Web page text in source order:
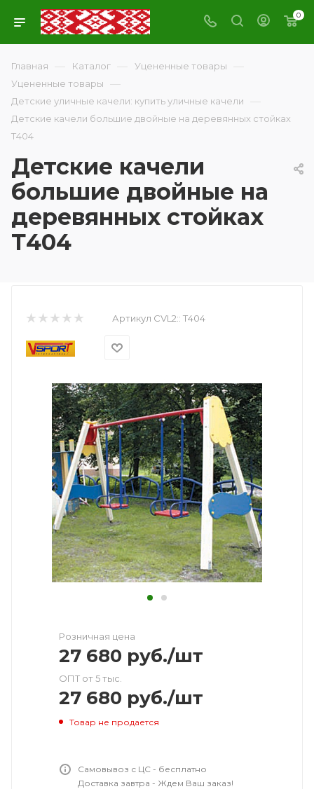
0
Главная — Каталог — Уцененные товары —
Уцененные товары —
Детские уличные качели: купить уличные качели —
Детские качели большие двойные на деревянных стойках
Т404
Детские качели
большие двойные на
деревянных стойках
Т404
Артикул CVL2:: Т404
Розничная цена
27 680 руб./шт
ОПТ от 5 тыс.
27 680 руб./шт
Товар не продается
Самовывоз с ЦС - бесплатно
Доставка завтра - Ждем Ваш заказ!